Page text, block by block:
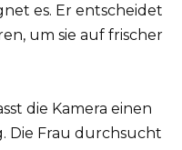
es. Er entscheidet
um sie auf frischer
die Kamera einen
Die Frau durchsucht